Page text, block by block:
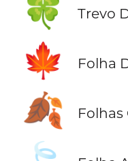
🍀 Trevo
🍁 Folha
🍂 Folhas